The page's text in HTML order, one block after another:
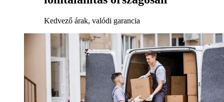
Kedvező árak, valódi garancia